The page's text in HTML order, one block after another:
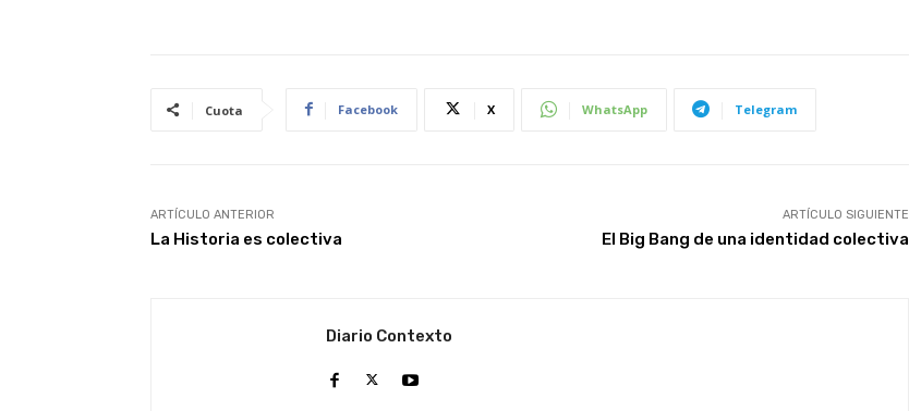
Cuota Facebook X WhatsApp Telegram
ARTÍCULO ANTERIOR
La Historia es colectiva
ARTÍCULO SIGUIENTE
El Big Bang de una identidad colectiva
Diario Contexto